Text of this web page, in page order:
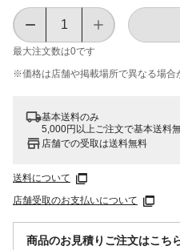
最大注文数は0です
※価格は​店舗や​掲載場所で​異なる​場合
基本送料のみ
5,000円以上ご注文で基本送料
店舗での受取は送料無料
送料について
店舗受取のお支払いについて
商品のお見積りご注文はこち